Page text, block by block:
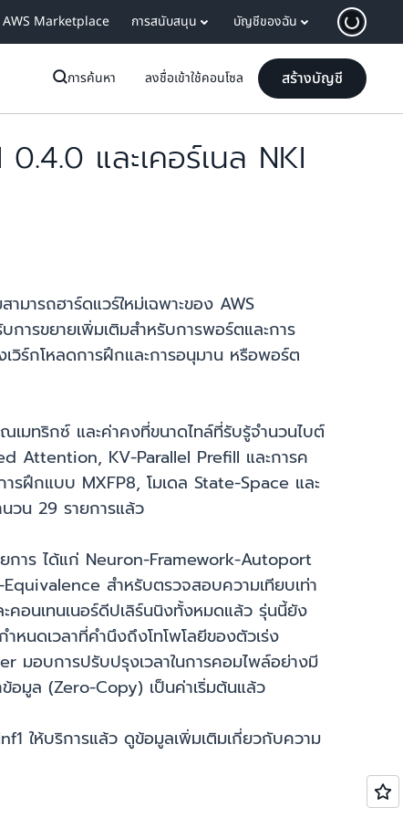
AWS Marketplace การสนับสนุน บัญชีของฉัน
การค้นหา ลงชื่อเข้าใช้คอนโซล สร้างบัญชี
และเคอร์เนล NKI
ารถฮาร์ดแวร์ใหม่เฉพาะของ AWS
รขยายเพิ่มเติมสำหรับการพอร์ตและการ
ร์กโหลดการฝึกและการอนุมาน หรือพอร์ต
มทริกซ์ และค่าคงที่ขนาดไทล์ที่รับรู้จำนวนไบต์
Attention, KV-Parallel Prefill และการค
รฝึกแบบ MXFP8, โมเดล State-Space และ
วน 29 รายการแล้ว
การ ได้แก่ Neuron-Framework-Autoport
สำหรับตรวจสอบความเทียบเท่า
คอนเทนเนอร์ดีปเลิร์นนิงทั้งหมดแล้ว รุ่นนี้ยัง
นดเวลาที่คำนึงถึงโทโพโลยีของตัวเร่ง
มอบการปรับปรุงเวลาในการคอมไพล์อย่างมี
อมูล (Zero-Copy) เป็นค่าเริ่มต้นแล้ว
ให้บริการแล้ว ดูข้อมูลเพิ่มเติมเกี่ยวกับความ